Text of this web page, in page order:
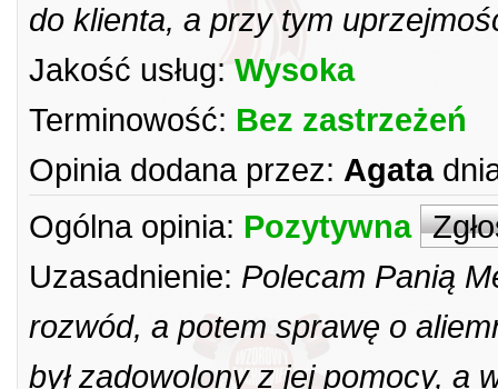
do klienta, a przy tym
Jakość usług: Wysoka
Terminowość: Bez zastrzeżeń
Opinia dodana przez: Agata
Ogólna opinia: Pozytywna
Uzasadnienie: Polecam Panią
rozwód, a potem sprawę o
był zadowolony z jej pomocy, a